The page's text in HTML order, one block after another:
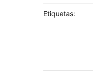
Etiquetas: